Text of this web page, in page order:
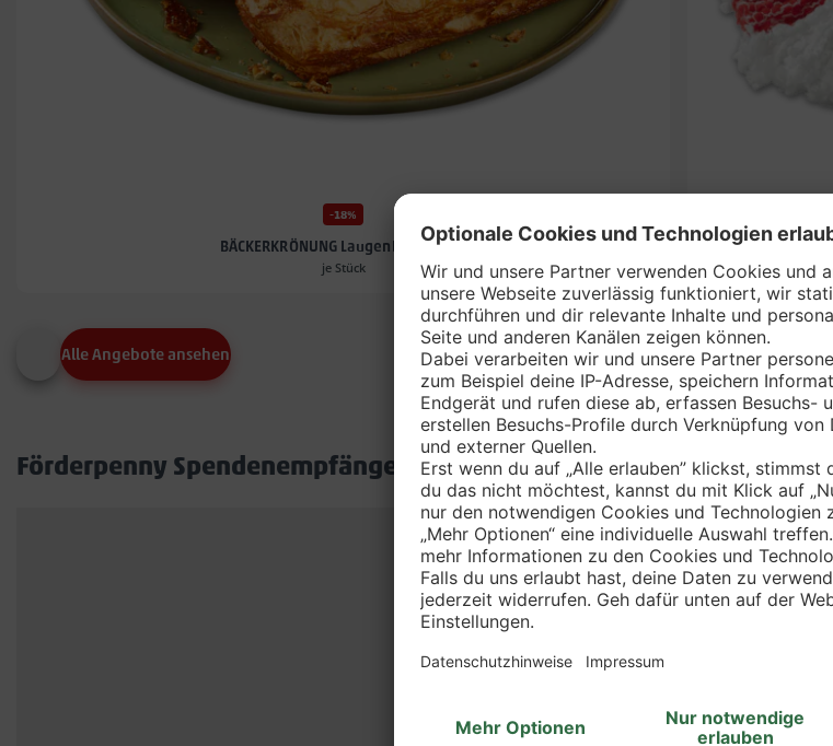
-18%
BÄCKERKRÖNUNG Laugenbuttereck*
je Stück
Alle Angebote ansehen
Förderpenny Spendenempfänger in deinem Markt